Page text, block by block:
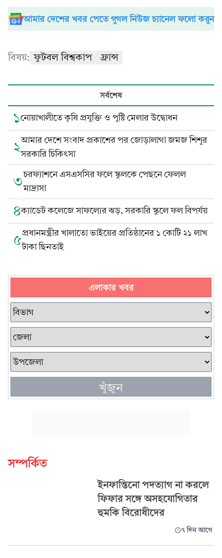
আমার দেশের খবর পেতে গুগল নিউজ চ্যানেল ফলো করুন
বিষয়: ফুটবল বিশ্বকাপ ফ্রান্স
সর্বশেষ
১নোয়াখালীতে কৃষি প্রযুক্তি ও পুষ্টি মেলার উদ্বোধন
২আমার দেশে সংবাদ প্রকাশের পর জোড়ালাগা জমজ শিশুর
সরকারি চিকিৎসা
৩চরফ্যাশনে এসএসসির ফলে স্কুলকে পেছনে ফেলল
মাদ্রাসা
৪ক্যাডেট কলেজে সাফল্যের ঝড়, সরকারি স্কুলে ফল বিপর্যয়
৫প্রধানমন্ত্রীর খালাতো ভাইয়ের প্রতিষ্ঠানের ১ কোটি ২১ লাখ
টাকা ছিনতাই
এলাকার খবর
খুঁজুন
সম্পর্কিত
ইনফান্তিনো পদত্যাগ না করলে
ফিফার সঙ্গে অসহযোগিতার
হুমকি বিরোধীদের
৭ দিন আগে